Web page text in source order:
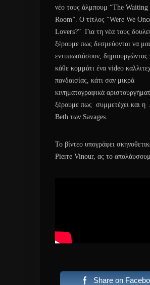
νέο τους άλμπουμ “The Waiting
Room”. Ο τίτλος “Were We
Lovers?” Για τη νέα τους
ξέρουμε πως δεσμεύονται να
εντυπωσιάσουν, δημιουργώντας
κάθε κομμάτι ένα video
πανδαισίας, κάτι σαν μικρά
κινηματογραφικά
ξέρουμε πως συμμετέχει και η
Beth των Savages.
Το βίντεο υπογράφει
Pierre Vinour, ας το
Share on